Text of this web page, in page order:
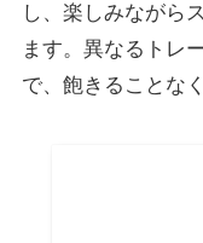
し、楽しみながら
ます。異なるトレ
で、飽きることな